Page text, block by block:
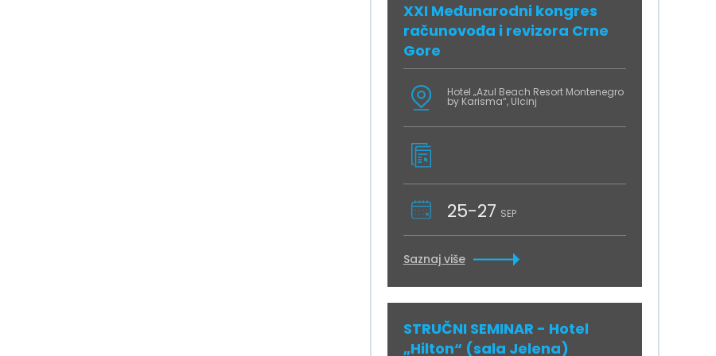
XXI Međunarodni kongres
računovođa i revizora Crne
Gore
Hotel „Azul Beach Resort Montenegro
by Karisma“, Ulcinj
25-27 SEP
Saznaj više
STRUČNI SEMINAR - Hotel
„Hilton“ (sala Jelena)